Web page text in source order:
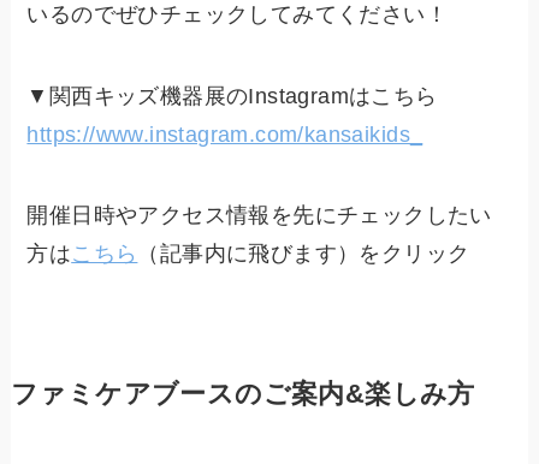
いるのでぜひチェックしてみてください！
▼関西キッズ機器展のInstagramはこちら
https://www.instagram.com/kansaikids_
開催日時やアクセス情報を先にチェックしたい
方はこちら （記事内に飛びます）をクリック
ファミケアブースのご案内&楽しみ方